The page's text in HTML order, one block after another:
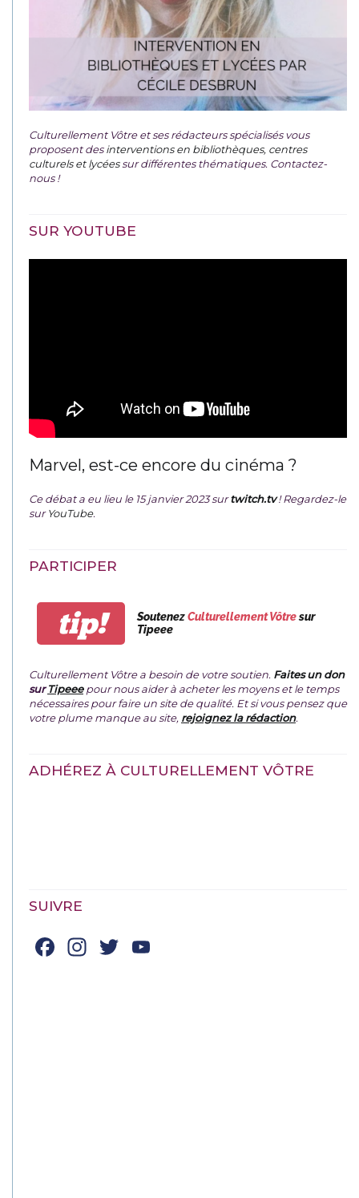
Culturellement Vôtre et ses rédacteurs spécialisés vous
proposent desinterventions en bibliothèques, centres
culturels et lycéessur différentes thématiques. Contactez-
nous !
SUR YOUTUBE
Marvel, est-ce encore du cinéma ?
Ce débat a eu lieu le 15 janvier 2023 surtwitch.tv ! Regardez-le
surYouTube.
PARTICIPER
tip! SoutenezCulturellement Vôtresur
Tipeee
Culturellement Vôtre a besoin de votre soutien. Faites un don
surTipeeepour nous aider à acheter les moyens et le temps
nécessaires pour faire un site de qualité. Et si vous pensez que
votre plume manque au site, rejoignez la rédaction.
ADHÉREZ À CULTURELLEMENT VÔTRE
SUIVRE
Facebook
Instagram
Twitter